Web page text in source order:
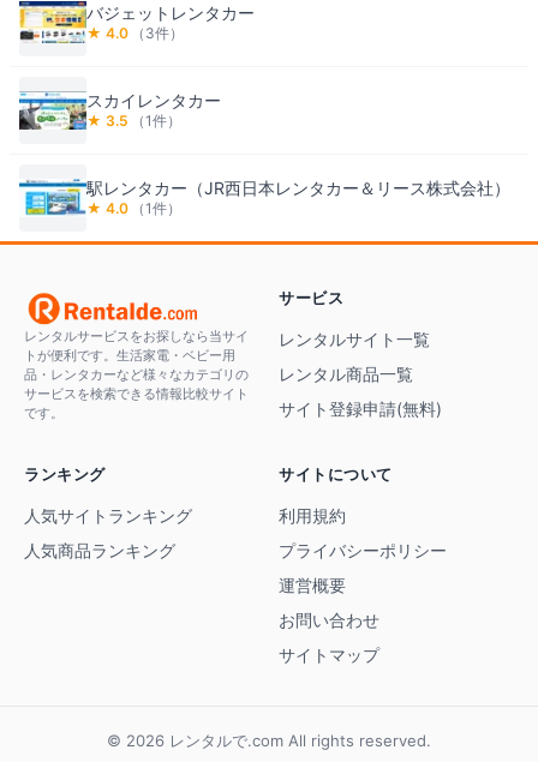
バジェットレンタカー
★ 4.0 （ 3件）
スカイレンタカー
★ 3.5 （1件）
駅レンタカー（JR西日本レンタカー＆リース株式会社）
★ 4.0 （1件）
レンタルサービスをお探しなら当サイ
トが便利です。生活家電・ベビー用
品・レンタカーなど様々なカテゴリの
サービスを検索できる情報比較サイト
です。
サービス
レンタルサイト一覧
レンタル商品一覧
サイト登録申請(無料)
ランキング
人気サイトランキング
人気商品ランキング
サイトについて
利用規約
プライバシーポリシー
運営概要
お問い合わせ
サイトマップ
© 2026 レンタルで.com All rights reserved.